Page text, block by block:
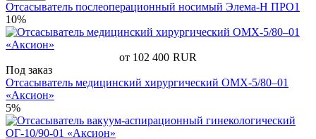
Отсасыватель послеоперационный носимый Элема-Н ПРО1
10%
от 102 400 RUR
Под заказ
Отсасыватель медицинский хирургический ОМХ-5/80–01
«Аксион»
5%